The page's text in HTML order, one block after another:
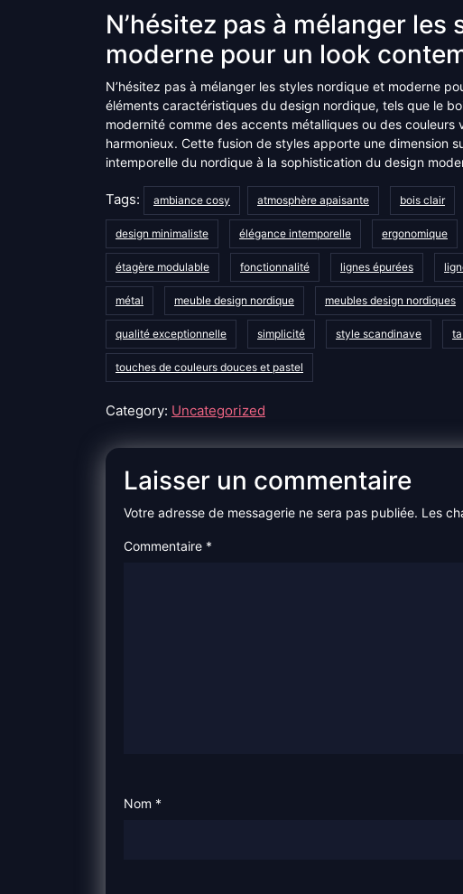
N’hésitez pas à mélanger
moderne pour un look
N’hésitez pas à mélanger les styles nordique et moderne
éléments caractéristiques du design nordique, tels que le
modernité comme des accents métalliques ou des
harmonieux. Cette fusion de styles apporte une dimension
intemporelle du nordique à la sophistication du design
Tags: ambiance cosy atmosphère apaisante bois clair
design minimaliste élégance intemporelle ergonomique
étagère modulable fonctionnalité lignes épurées
métal meuble design nordique meubles design nordiques
qualité exceptionnelle simplicité style scandinave
touches de couleurs douces et pastel
Category: Uncategorized
Laisser un commentaire
Votre adresse de messagerie ne sera pas publiée. Les
Commentaire *
Nom *